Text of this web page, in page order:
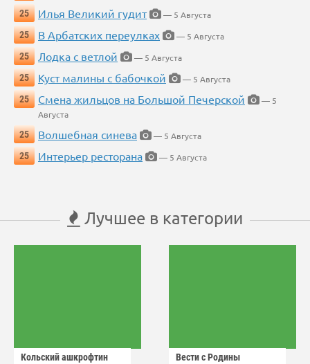
25
Илья Великий гудит
— 5 Августа
25
В Арбатских переулках
— 5 Августа
25
Лодка с ветлой
— 5 Августа
25
Куст малины с бабочкой
— 5 Августа
25
Смена жильцов на Большой Печерской
— 5
Августа
25
Волшебная синева
— 5 Августа
25
Интерьер ресторана — 5 Августа
Лучшее в категории
Кольский ашкрофтин Вести с Родины